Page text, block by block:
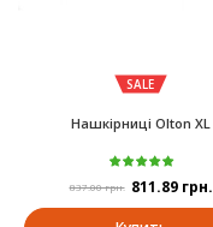
SALE
Нашкірниці Olton XL
837.00 грн. 811.89 грн.